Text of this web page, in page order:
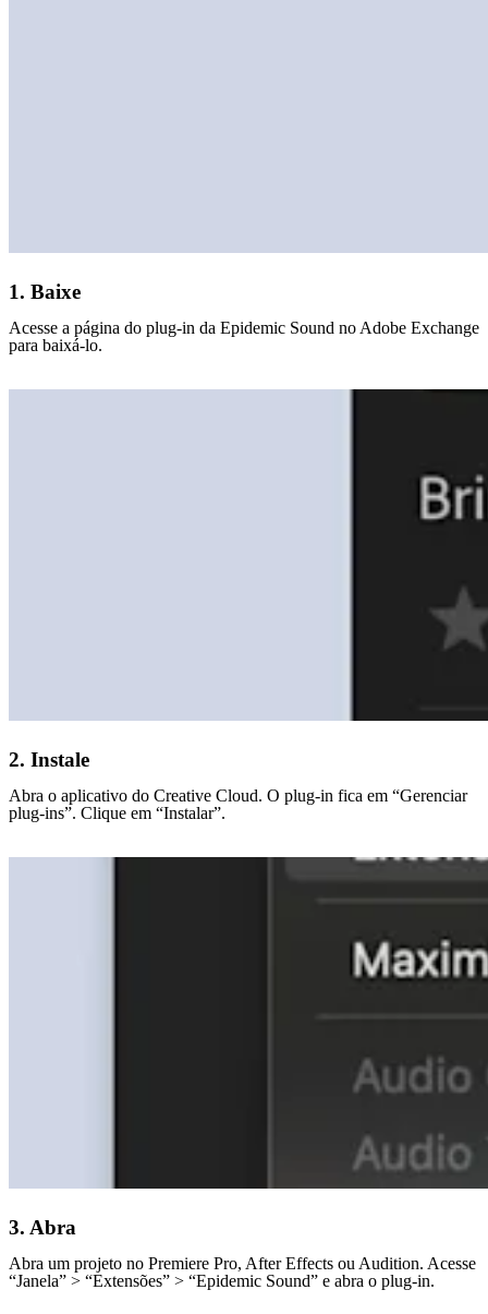
1. Baixe
Acesse a página do plug-in da Epidemic Sound no Adobe Exchange
para baixá-lo.
2. Instale
Abra o aplicativo do Creative Cloud. O plug-in fica em “Gerenciar
plug-ins”. Clique em “Instalar”.
3. Abra
Abra um projeto no Premiere Pro, After Effects ou Audition. Acesse
“Janela” > “Extensões” > “Epidemic Sound” e abra o plug-in.